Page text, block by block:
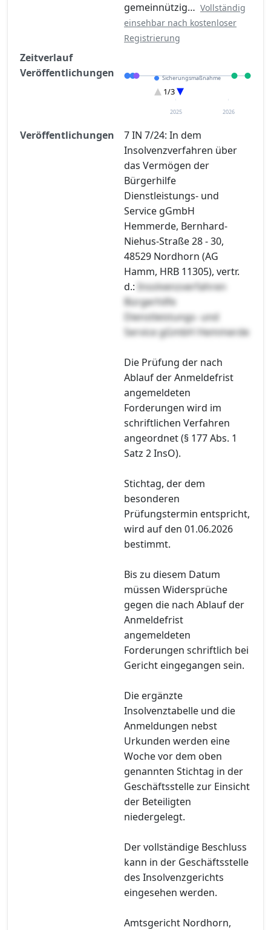
gemeinnützig… Vollständig
einsehbar nach kostenloser
Registrierung
Zeitverlauf
Veröffentlichungen
Sicherungsmaßnahme
Eröffnung
Sonstiges
1/3
2025 2026
Veröffentlichungen
7 IN 7/24: In dem
Insolvenzverfahren über
das Vermögen der
Bürgerhilfe
Dienstleistungs- und
Service gGmbH
Hemmerde, Bernhard-
Niehus-Straße 28 - 30,
48529 Nordhorn (AG
Hamm, HRB 11305), vertr.
d.: Insolvenzverfahren
Bürgerhilfe
Dienstleistungs- und
Service gGmbH Hemmerde
Die Prüfung der nach
Ablauf der Anmeldefrist
angemeldeten
Forderungen wird im
schriftlichen Verfahren
angeordnet (§ 177 Abs. 1
Satz 2 InsO).
Stichtag, der dem
besonderen
Prüfungstermin entspricht,
wird auf den 01.06.2026
bestimmt.
Bis zu diesem Datum
müssen Widersprüche
gegen die nach Ablauf der
Anmeldefrist
angemeldeten
Forderungen schriftlich bei
Gericht eingegangen sein.
Die ergänzte
Insolvenztabelle und die
Anmeldungen nebst
Urkunden werden eine
Woche vor dem oben
genannten Stichtag in der
Geschäftsstelle zur Einsicht
der Beteiligten
niedergelegt.
Der vollständige Beschluss
kann in der Geschäftsstelle
des Insolvenzgerichts
eingesehen werden.
Amtsgericht Nordhorn,